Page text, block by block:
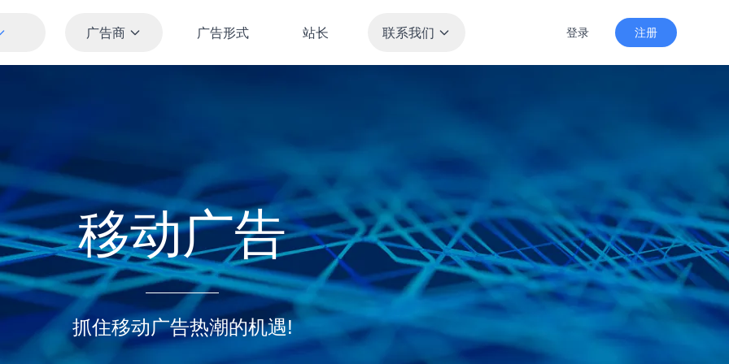
广告商 广告形式 站长 联系我们 登录 注册
移动广告
抓住移动广告热潮的机遇!